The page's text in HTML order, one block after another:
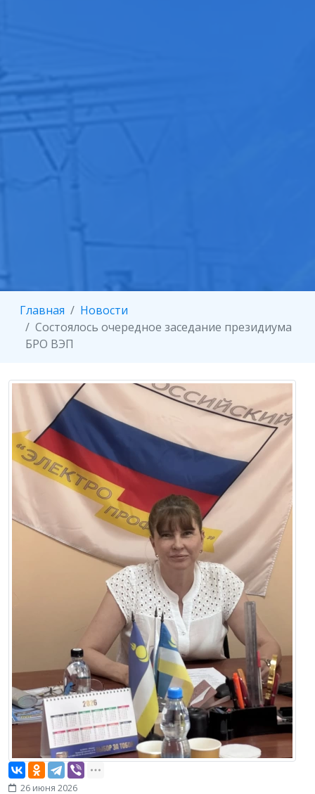
Главная
Новости
Состоялось очередное заседание президиума
БРО ВЭП
26 июня 2026